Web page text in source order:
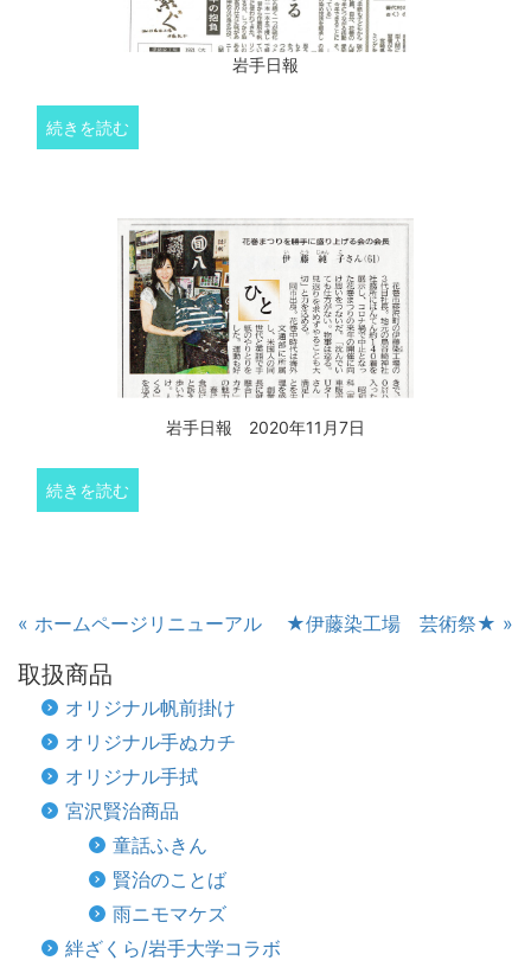
岩手日報
続きを読む
岩手日報 2020年11月7日
続きを読む
« ホームページリニューアル ★伊藤染工場 芸術祭★ »
取扱商品
オリジナル帆前掛け
オリジナル手ぬカチ
オリジナル手拭
宮沢賢治商品
童話ふきん
賢治のことば
雨ニモマケズ
絆ざくら/岩手大学コラボ